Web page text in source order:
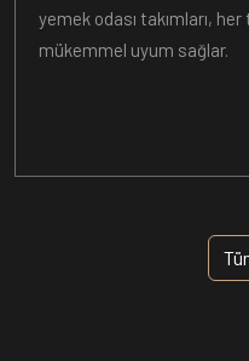
yemek odası takımları,
mükemmel uyum sağlar.